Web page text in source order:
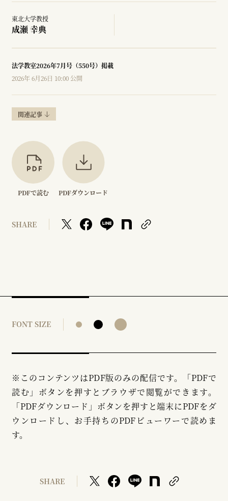
東北大学教授
成瀬 幸典
法学教室2026年7月号（550号）掲載
2026年 6月26日 10:00 公開
関連記事
PDFで読む PDFダウンロード
SHARE
FONT SIZE
※このコンテンツはPDF版のみの配信です。「PDFで
読む」ボタンを押すとブラウザで閲覧ができます。
「PDFダウンロード」ボタンを押すと端末にPDFをダ
ウンロードし、お手持ちのPDFビューワーで読めま
す。
SHARE